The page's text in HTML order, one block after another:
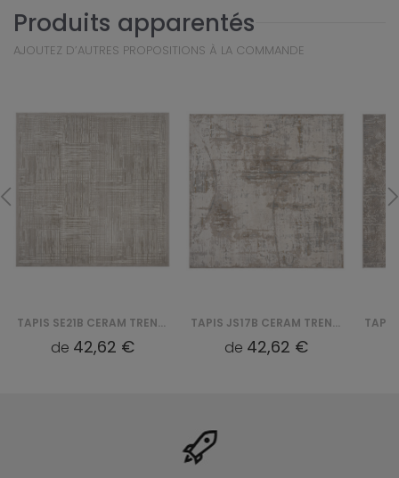
Produits apparentés
AJOUTEZ D’AUTRES PROPOSITIONS À LA COMMANDE
TAPIS SE21B CERAM TREND SQUARE QBS
de 42,62 €
TAPIS JS17B CERAM TREND SQUARE QBS
de 42,62 €